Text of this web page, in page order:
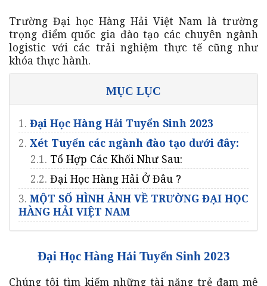
Trường Đại học Hàng Hải Việt Nam là trường
trọng điểm quốc gia đào tạo các chuyên ngành
logistic với các trải nghiệm thực tế cũng như
khóa thực hành.
MỤC LỤC
1. Đại Học Hàng Hải Tuyển Sinh 2023
2. Xét Tuyển các ngành đào tạo dưới đây:
2.1. Tổ Hợp Các Khối Như Sau:
2.2. Đại Học Hàng Hải Ở Đâu ?
3. MỘT SỐ HÌNH ẢNH VỀ TRƯỜNG ĐẠI HỌC
HÀNG HẢI VIỆT NAM
Đại Học Hàng Hải Tuyển Sinh 2023
Chúng tôi tìm kiếm những tài năng trẻ đam mê